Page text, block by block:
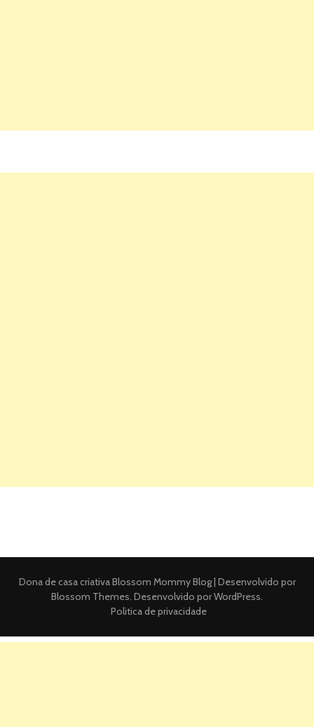
Dona de casa criativaBlossom Mommy Blog | Desenvolvido por
Blossom Themes. Desenvolvido porWordPress.
Politica de privacidade